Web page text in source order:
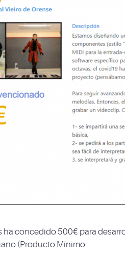
ha concedido 500€ para
(Producto Mínimo…